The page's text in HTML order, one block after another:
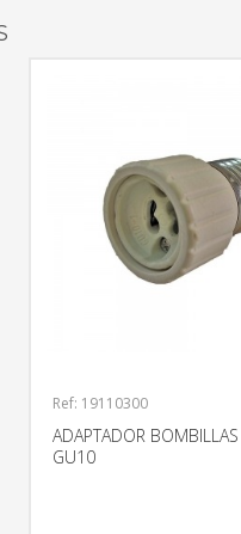
Ref: 19110300
ADAPTADOR
GU10